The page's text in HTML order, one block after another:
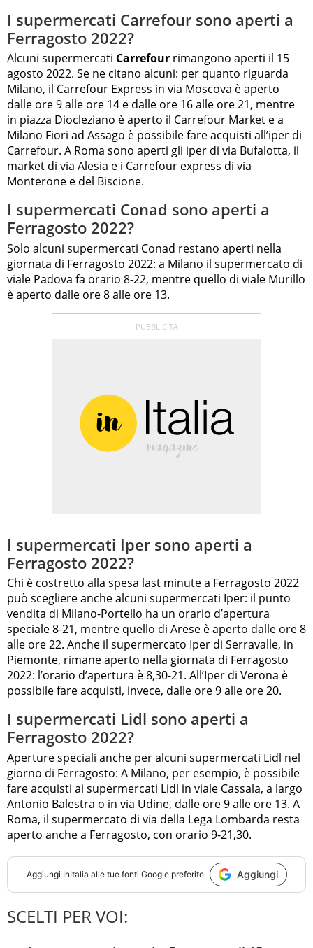
I supermercati Carrefour sono aperti a
Ferragosto 2022?
Alcuni supermercati Carrefour rimangono aperti il 15
agosto 2022. Se ne citano alcuni: per quanto riguarda
Milano, il Carrefour Express in via Moscova è aperto
dalle ore 9 alle ore 14 e dalle ore 16 alle ore 21, mentre
in piazza Diocleziano è aperto il Carrefour Market e a
Milano Fiori ad Assago è possibile fare acquisti all’iper di
Carrefour. A Roma sono aperti gli iper di via Bufalotta, il
market di via Alesia e i Carrefour express di via
Monterone e del Biscione.
I supermercati Conad sono aperti a
Ferragosto 2022?
Solo alcuni supermercati Conad restano aperti nella
giornata di Ferragosto 2022: a Milano il supermercato di
viale Padova fa orario 8-22, mentre quello di viale Murillo
è aperto dalle ore 8 alle ore 13.
I supermercati Iper sono aperti a
Ferragosto 2022?
Chi è costretto alla spesa last minute a Ferragosto 2022
può scegliere anche alcuni supermercati Iper: il punto
vendita di Milano-Portello ha un orario d’apertura
speciale 8-21, mentre quello di Arese è aperto dalle ore 8
alle ore 22. Anche il supermercato Iper di Serravalle, in
Piemonte, rimane aperto nella giornata di Ferragosto
2022: l’orario d’apertura è 8,30-21. All’Iper di Verona è
possibile fare acquisti, invece, dalle ore 9 alle ore 20.
I supermercati Lidl sono aperti a
Ferragosto 2022?
Aperture speciali anche per alcuni supermercati Lidl nel
giorno di Ferragosto: A Milano, per esempio, è possibile
fare acquisti ai supermercati Lidl in viale Cassala, a largo
Antonio Balestra o in via Udine, dalle ore 9 alle ore 13. A
Roma, il supermercato di via della Lega Lombarda resta
aperto anche a Ferragosto, con orario 9-21,30.
Aggiungi InItalia alle tue fonti Google preferite Aggiungi
SCELTI PER VOI: